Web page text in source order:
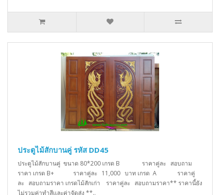
ประตูไม้สักบานคู่ รหัส DD45
ประตูไม้สักบานคู่ ขนาด 80*200 เกรด B ราคาคู่ละ สอบถาม
ราคา เกรด B+ ราคาคู่ละ 11,000 บาท เกรด A ราคาคู่
ละ สอบถามราคา เกรดไม้สักเก่า ราคาคู่ละ สอบถามราคา** ราคานี้ยัง
ไม่รวมค่าทำสีเเละค่าจัดส่ง **..